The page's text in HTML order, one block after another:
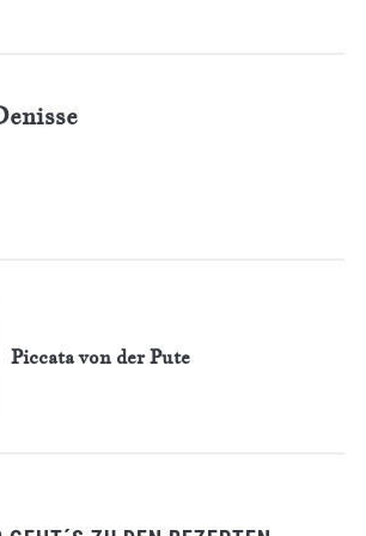
Piccata von der Pute